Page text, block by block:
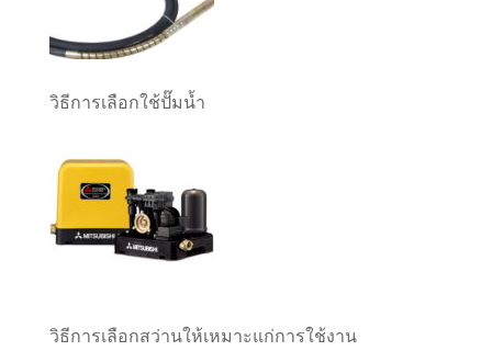
วิธีการเลือกใช้ปั๊มน้ำ
วิธีการเลือกสว่านให้เหมาะแก่การใช้งาน